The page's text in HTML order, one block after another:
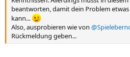
beantworten, damit dein Problem
kann...
Also, ausprobieren wie von
Rückmeldung geben...